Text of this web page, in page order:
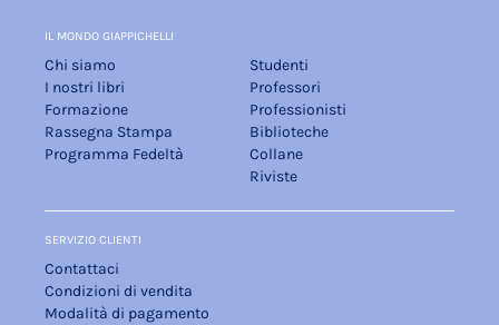
IL MONDO GIAPPICHELLI
Chi siamo
I nostri libri
Formazione
Rassegna Stampa
Programma Fedeltà
Studenti
Professori
Professionisti
Biblioteche
Collane
Riviste
SERVIZIO CLIENTI
Contattaci
Condizioni di vendita
Modalità di pagamento